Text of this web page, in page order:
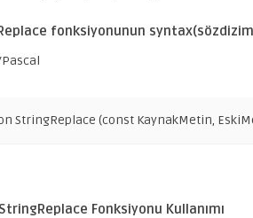
fonksiyonunun
StringReplace (const KaynakMetin,
Fonksiyonu Kullanımı